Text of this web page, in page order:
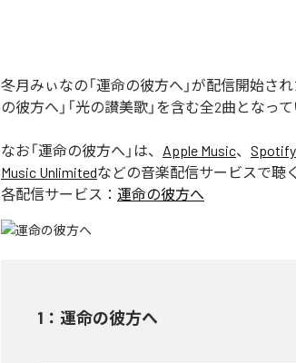
冬月みぃなの「運命の彼方へ」が配信開始さ
の彼方へ」「光の讃美歌」を含む全2曲となって
なお「運命の彼方へ 」は、 Apple Music、 Spotify
Music Unlimitedなどの音楽配信サービスで聴
各配信サービス： 運命の彼方へ
1 ： 運命の彼方へ